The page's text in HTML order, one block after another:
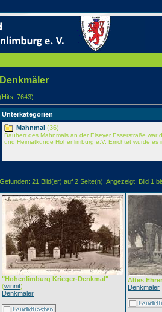
Denkmäler
(Hits: 7643)
Unterkategorien
Mahnmal (36)
Bauherr des Mahnmals an der Elseyer Esserstraße war
und Heimatkunde Hohenlimburg e.V. Errichtet wurde es
Gefunden: 21 Bild(er) auf 2 Seite(n). Angezeigt: Bild 1
"Hohenlimburg Krieger-Denkmal"
(winnit)
Denkmäler
Altes
Denkmäler